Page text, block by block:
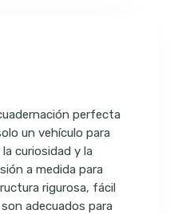
perfecta
un vehículo para
curiosidad y la
a medida para
rigurosa, fácil
adecuados para